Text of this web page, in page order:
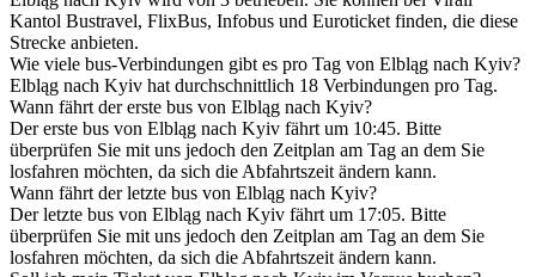
Kantol Bustravel, FlixBus, Infobus und Euroticket finden, die diese
Strecke anbieten.
Wie viele bus-Verbindungen gibt es pro Tag von Elbląg nach Kyiv?
Elbląg nach Kyiv hat durchschnittlich 18 Verbindungen pro Tag.
Wann fährt der erste bus von Elbląg nach Kyiv?
Der erste bus von Elbląg nach Kyiv fährt um 10:45. Bitte
überprüfen Sie mit uns jedoch den Zeitplan am Tag an dem Sie
losfahren möchten, da sich die Abfahrtszeit ändern kann.
Wann fährt der letzte bus von Elbląg nach Kyiv?
Der letzte bus von Elbląg nach Kyiv fährt um 17:05. Bitte
überprüfen Sie mit uns jedoch den Zeitplan am Tag an dem Sie
losfahren möchten, da sich die Abfahrtszeit ändern kann.